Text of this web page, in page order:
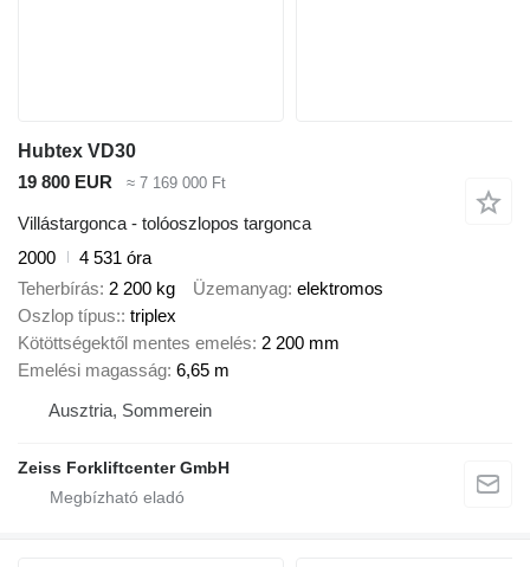
Hubtex VD30
19 800 EUR
≈ 7 169 000 Ft
Villástargonca - tolóoszlopos targonca
2000
4 531 óra
Teherbírás 2 200 kg Üzemanyag elektromos
Oszlop típus: triplex
Kötöttségektől mentes emelés 2 200 mm
Emelési magasság 6,65 m
Ausztria, Sommerein
Zeiss Forkliftcenter GmbH